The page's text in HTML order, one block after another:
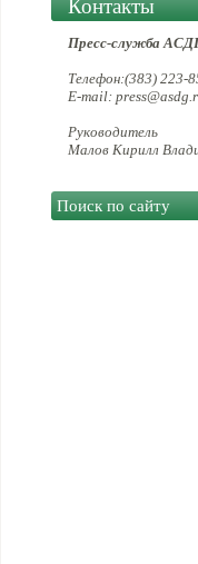
Контакты
Пресс-служба
Телефон:(383) 223-
E-mail:
Руководитель
Малов Кирилл